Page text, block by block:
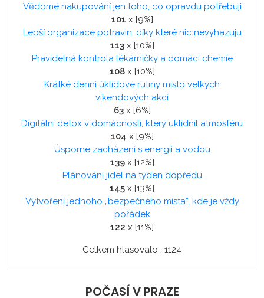
Vědomé nakupování jen toho, co opravdu potřebuji
101 x [9%]
Lepší organizace potravin, díky které nic nevyhazuju
113x [10%]
Pravidelná kontrola lékárničky a domácí chemie
108x [10%]
Krátké denní úklidové rutiny místo velkých
víkendových akcí
63x [6%]
Digitální detox v domácnosti, který uklidnil atmosféru
104 x [9%]
Úsporné zacházení s energií a vodou
139x [12%]
Plánování jídel na týden dopředu
145 x [13%]
Vytvoření jednoho „bezpečného místa“, kde je vždy
pořádek
122 x [11%]
Celkem hlasovalo : 1124
POČASÍ V PRAZE